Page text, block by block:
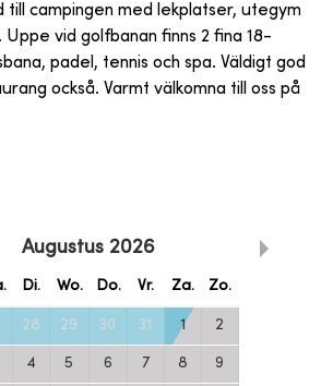
till campingen med lekplatser, utegym
vid golfbanan finns 2 fina 18-
padel, tennis och spa. Väldigt god
också. Varmt välkomna till oss på
Augustus 2026
Di. Wo. Do. Vr. Za. Zo.
28 29 30 31 1 2
4 5 6 7 8 9